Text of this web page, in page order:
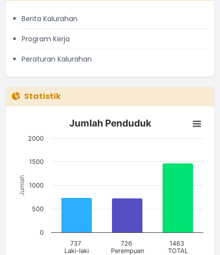
Berita Kalurahan
Program Kerja
Peraturan Kalurahan
Statistik
Jumlah Penduduk
Bar chart with 3 bars.
The chart has 1 X axis displaying categories.
Jumlah
Jumlah Penduduk
737
Laki-laki
726
Perempuan
1463
TOTAL
0
500
1000
1500
2000